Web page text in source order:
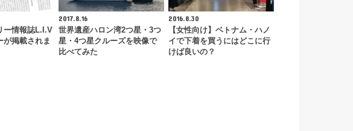
ー情報誌L.I.V
が掲載されま
2017.8.16
世界遺産ハロン湾2つ星・3つ
星・4つ星クルーズを映像で
比べてみた
2016.8.30
【女性向け】ベトナム・ハノ
イで下着を買うにはどこに行
けば良いの？